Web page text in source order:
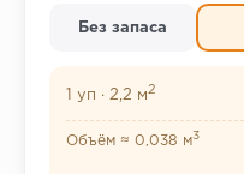
Без запаса
1 уп · 2,2 м 2
Объём ≈ 0,038 м3